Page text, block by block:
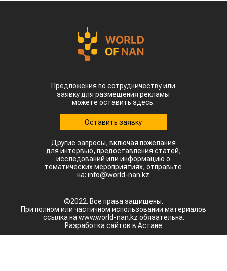
Предложения по сотрудничеству или
заявку для размещения рекламы
можете оставить здесь.
Оставить заявку
Другие запросы, включая пожелания
для интервью, предоставления статей,
исследований или информацию о
тематических мероприятиях, отправьте
на: info@world-nan.kz
©2022. Все права защищены.
При полном или частичном использовании материалов
ссылка на www.world-nan.kz обязательна.
Разработка сайтов в Астане